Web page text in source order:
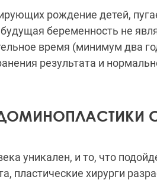
рождение детей,
беременность не
время (минимум два
результата и
уникален, и то, что
пластические хирурги